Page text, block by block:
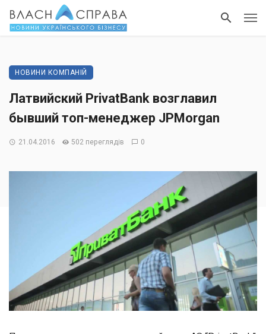
НОВИНИ КОМПАНІЙ
Латвийский PrivatBank возглавил
бывший топ-менеджер JPMorgan
21.04.2016 502 переглядів 0